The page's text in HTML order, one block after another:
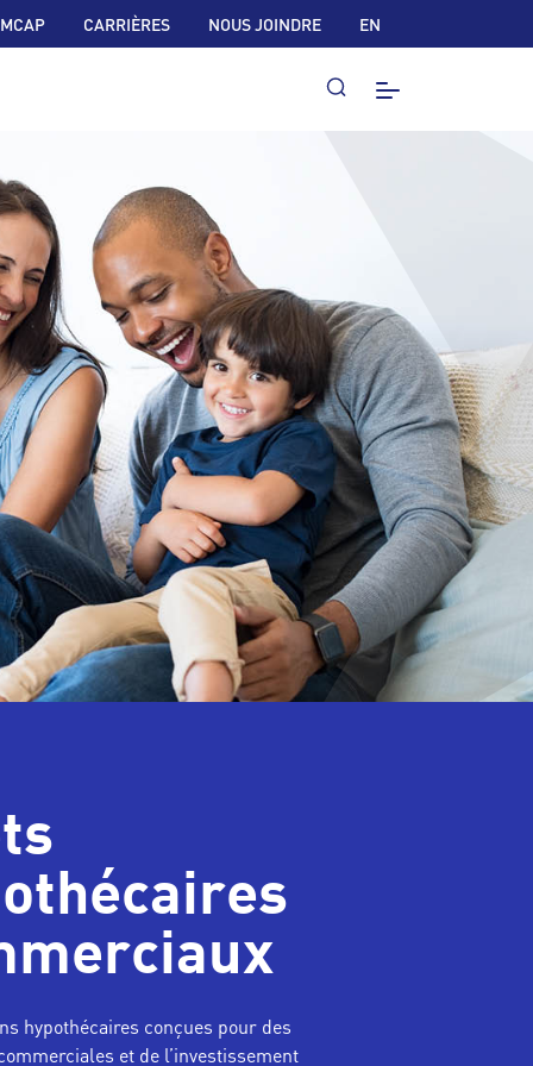
CARRIÈRES NOUS JOINDRE EN
hypothécaires conçues pour des
et de l’investissement